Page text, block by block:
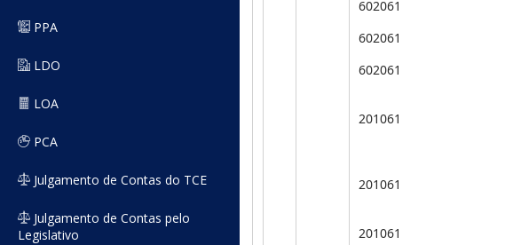
PPA
LDO
LOA
PCA
Julgamento de Contas do TCE
Julgamento de Contas pelo
Legislativo